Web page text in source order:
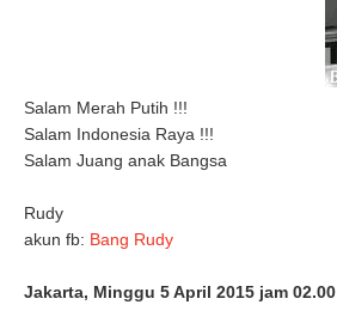
Salam Merah Putih !!!
Salam Indonesia Raya !!!
Salam Juang anak Bangsa
Rudy
akun fb: Bang Rudy
Jakarta, Minggu 5 April 2015 jam 02.00